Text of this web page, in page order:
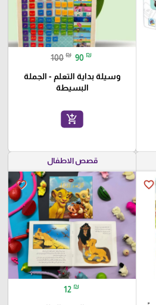
100 ₪ 90 ₪
وسيلة بداية التعلم - الجملة
البسيطة
add_shopping_cart
favorite_border
قصص الاطفال
favorite_border
12 ₪